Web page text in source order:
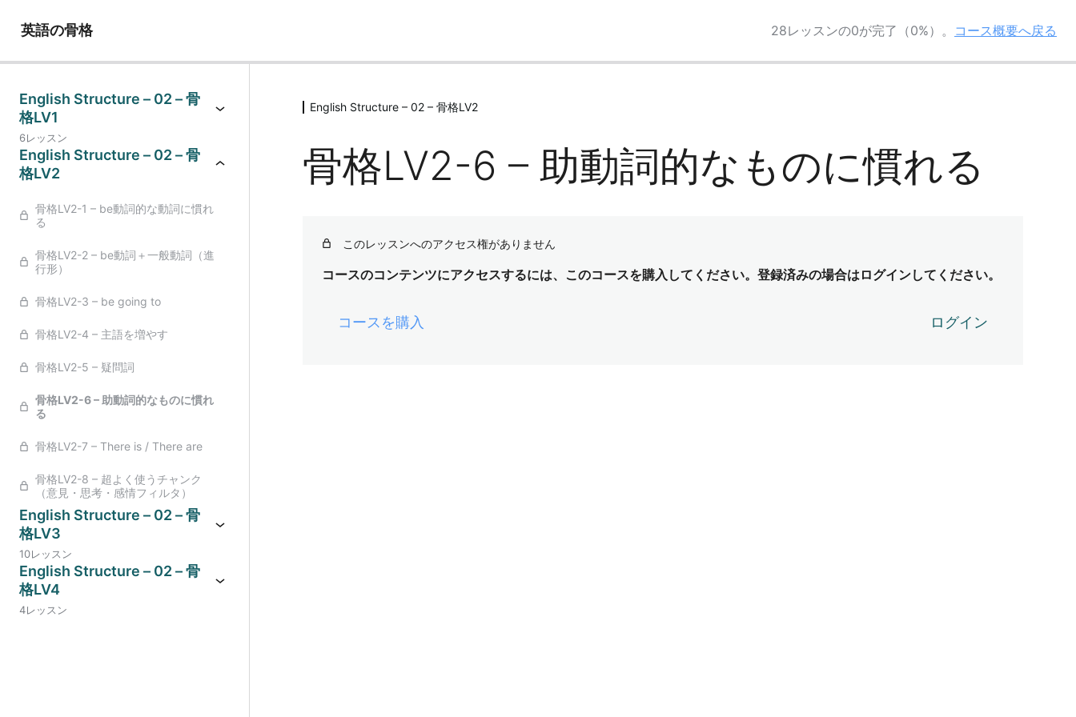
英語の骨格 28レッスンの0が完了（0%）。 コース概要へ戻る
English Structure – 02 – 骨
格LV1
6レッスン
English Structure – 02 – 骨
格LV2
骨格LV2-1 – be動詞的な動詞に慣れ
る
骨格LV2-2 – be動詞＋一般動詞（進
行形）
骨格LV2-3 – be going to
骨格LV2-4 – 主語を増やす
骨格LV2-5 – 疑問詞
骨格LV2-6 – 助動詞的なものに慣れ
る
骨格LV2-7 – There is / There are
骨格LV2-8 – 超よく使うチャンク
（意見・思考・感情フィルタ）
English Structure – 02 – 骨
格LV3
10レッスン
English Structure – 02 – 骨
格LV4
4レッスン
English Structure – 02 – 骨格LV2
骨格LV2-6 – 助動詞的なものに慣れる
このレッスンへのアクセス権がありません
コースのコンテンツにアクセスするには、このコースを購入してください。登録済みの場合はログインしてください。
コースを購入 ログイン